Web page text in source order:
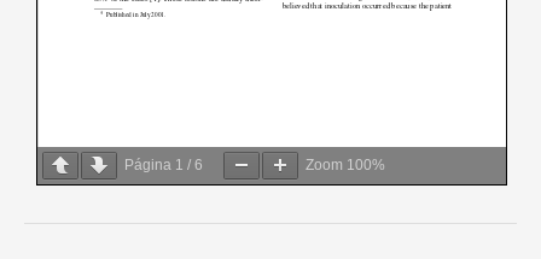
Página 1 / 6 Zoom 100%